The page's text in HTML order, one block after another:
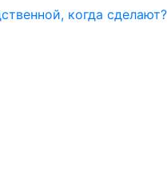
когда сделают?